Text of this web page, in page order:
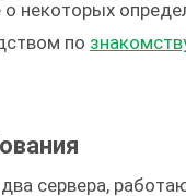
некоторых
по
сервера,